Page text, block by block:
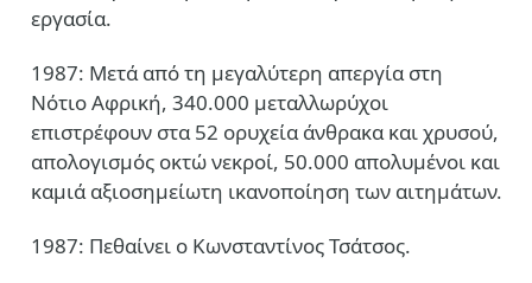
εργασία.
1987: Μετά από τη μεγαλύτερη απεργία στη
Νότιο Αφρική, 340.000 μεταλλωρύχοι
επιστρέφουν στα 52 ορυχεία άνθρακα και χρυσού,
απολογισμός οκτώ νεκροί, 50.000 απολυμένοι και
καμιά αξιοσημείωτη ικανοποίηση των αιτημάτων.
1987: Πεθαίνει ο Κωνσταντίνος Τσάτσος.